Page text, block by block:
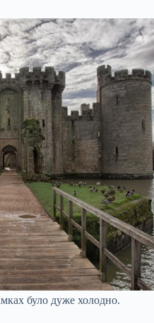
було дуже холодно.